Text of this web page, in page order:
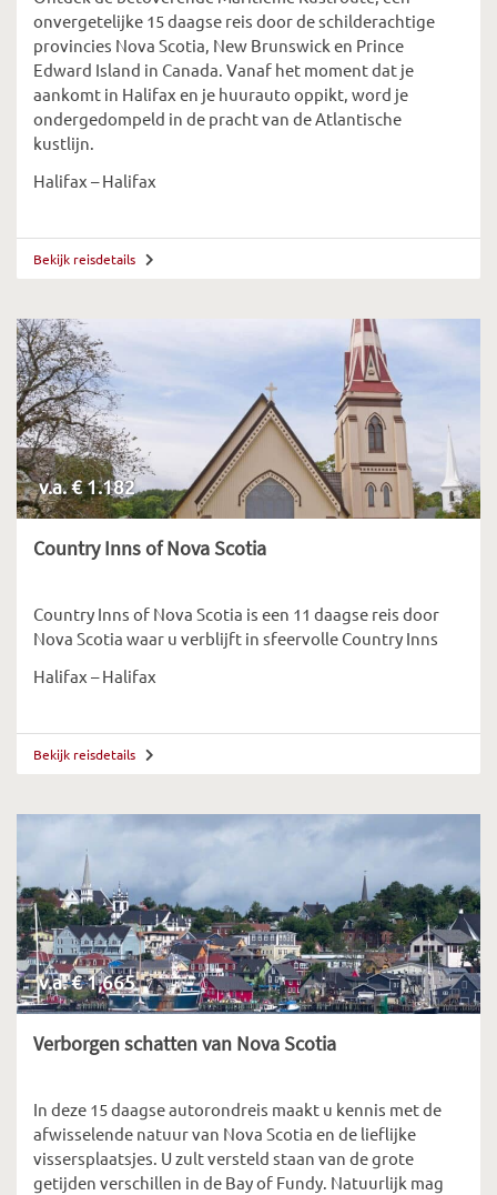
onvergetelijke 15 daagse reis door de schilderachtige
provincies Nova Scotia, New Brunswick en Prince
Edward Island in Canada. Vanaf het moment dat je
aankomt in Halifax en je huurauto oppikt, word je
ondergedompeld in de pracht van de Atlantische
kustlijn.
Halifax – Halifax
Bekijk reisdetails
v.a. € 1.182
Country Inns of Nova Scotia
Country Inns of Nova Scotia is een 11 daagse reis door
Nova Scotia waar u verblijft in sfeervolle Country Inns
Halifax – Halifax
Bekijk reisdetails
v.a. € 1,665
Verborgen schatten van Nova Scotia
In deze 15 daagse autorondreis maakt u kennis met de
afwisselende natuur van Nova Scotia en de lieflijke
vissersplaatsjes. U zult versteld staan van de grote
getijden verschillen in de Bay of Fundy. Natuurlijk mag